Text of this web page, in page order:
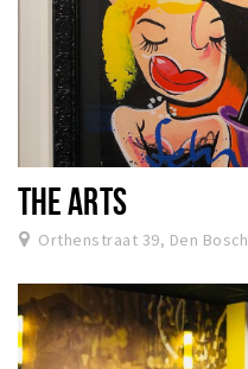
THE ARTS
Orthenstraat 39, Den Bosch